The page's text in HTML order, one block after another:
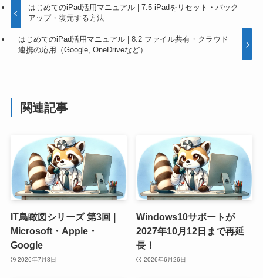
はじめてのiPad活用マニュアル | 7.5 iPadをリセット・バック
アップ・復元する方法
はじめてのiPad活用マニュアル | 8.2 ファイル共有・クラウド
連携の応用（Google, OneDriveなど）
関連記事
IT鳥瞰図シリーズ 第3回 |
Microsoft・Apple・
Google
2026年7月8日
Windows10サポートが
2027年10月12日まで再延
長！
2026年6月26日